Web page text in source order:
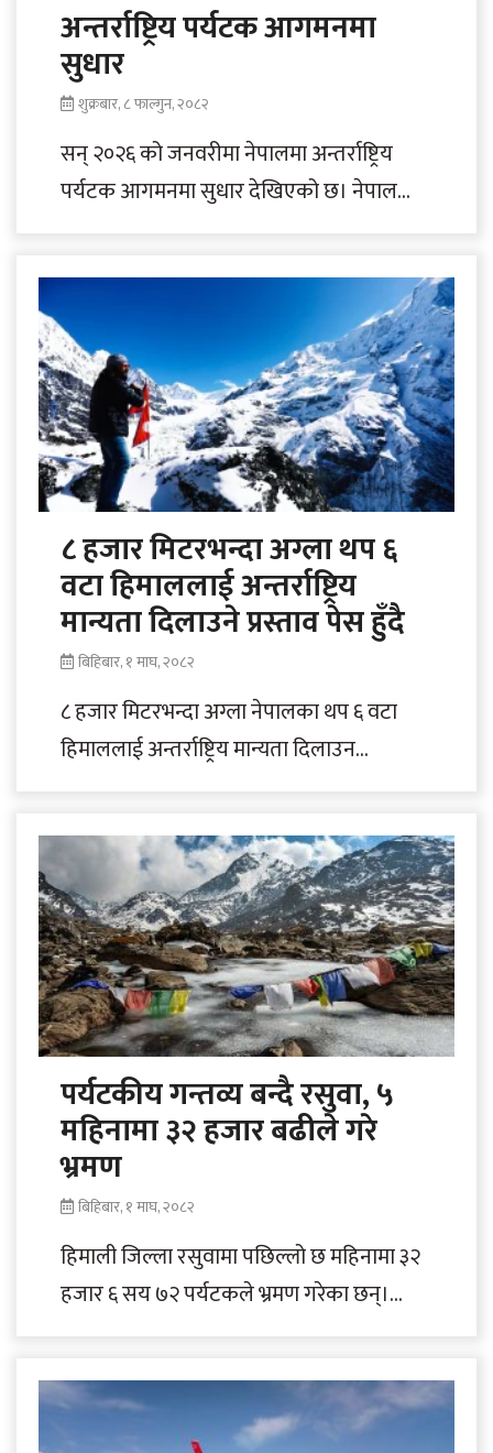
अन्तर्राष्ट्रिय पर्यटक आगमनमा
सुधार
शुक्रबार, ८ फाल्गुन, २०८२
सन् २०२६ को जनवरीमा नेपालमा अन्तर्राष्ट्रिय
पर्यटक आगमनमा सुधार देखिएको छ। नेपाल
८ हजार मिटरभन्दा अग्ला थप ६
वटा हिमाललाई अन्तर्राष्ट्रिय
मान्यता दिलाउने प्रस्ताव पेस हुँदै
बिहिबार, १ माघ, २०८२
८ हजार मिटरभन्दा अग्ला नेपालका थप ६ वटा
हिमाललाई अन्तर्राष्ट्रिय मान्यता दिलाउन
पर्यटकीय गन्तव्य बन्दै रसुवा, ५
महिनामा ३२ हजार बढीले गरे
भ्रमण
बिहिबार, १ माघ, २०८२
हिमाली जिल्ला रसुवामा पछिल्लो छ महिनामा ३२
हजार ६ सय ७२ पर्यटकले भ्रमण गरेका छन्।